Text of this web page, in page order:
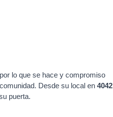
lo que se hace y compromiso
Desde su local en4042
puerta.